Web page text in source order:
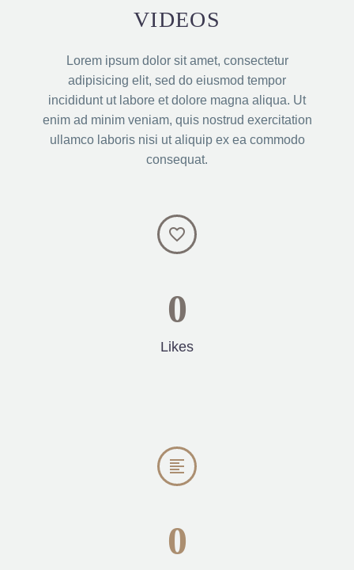
VIDEOS
Lorem ipsum dolor sit amet, consectetur
adipisicing elit, sed do eiusmod tempor
incididunt ut labore et dolore magna aliqua. Ut
enim ad minim veniam, quis nostrud exercitation
ullamco laboris nisi ut aliquip ex ea commodo
consequat.


0
Likes


0